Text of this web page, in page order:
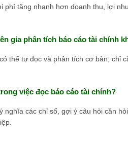
phí tăng nhanh hơn doanh thu, lợi
gia phân tích báo cáo tài chính
thể tự đọc và phân tích cơ bản; chỉ
việc đọc báo cáo tài chính?
nghĩa các chỉ số, gợi ý câu hỏi cần